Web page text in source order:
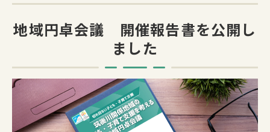
地域円卓会議 開催報告書を公開し
ました